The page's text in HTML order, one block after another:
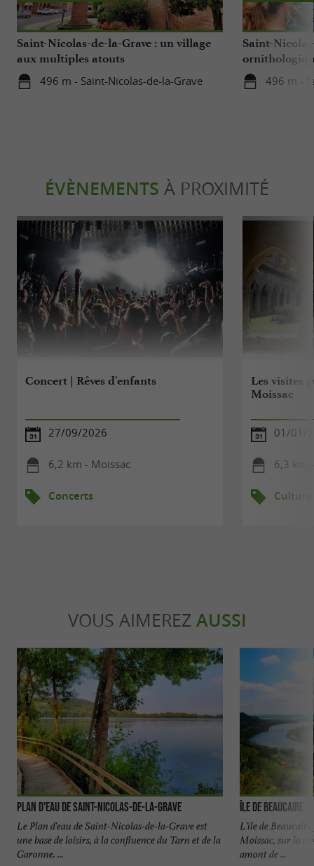
Saint-Nicolas-de-la-Grave : un village
aux multiples atouts
496 m - Saint-Nicolas-de-la-Grave
Saint-
496 m -
ÉVÈNEMENTS À PROXIMITÉ
Concert | Rêves d'enfants
27/09/2026
6,2 km - Moissac
Concerts
Les visites
Moissac
01/01/
6,3 km
Culture
VOUS AIMEREZ AUSSI
Plan d'eau de Saint-Nicolas-de-la-Grave
Le Plan d'eau de Saint-Nicolas-de-la-Grave est
une base de loisirs, à la confluence du Tarn et de la
Garonne. ...
Île de Beaucaire
L'île de
Moissac, sur la
amont de ...